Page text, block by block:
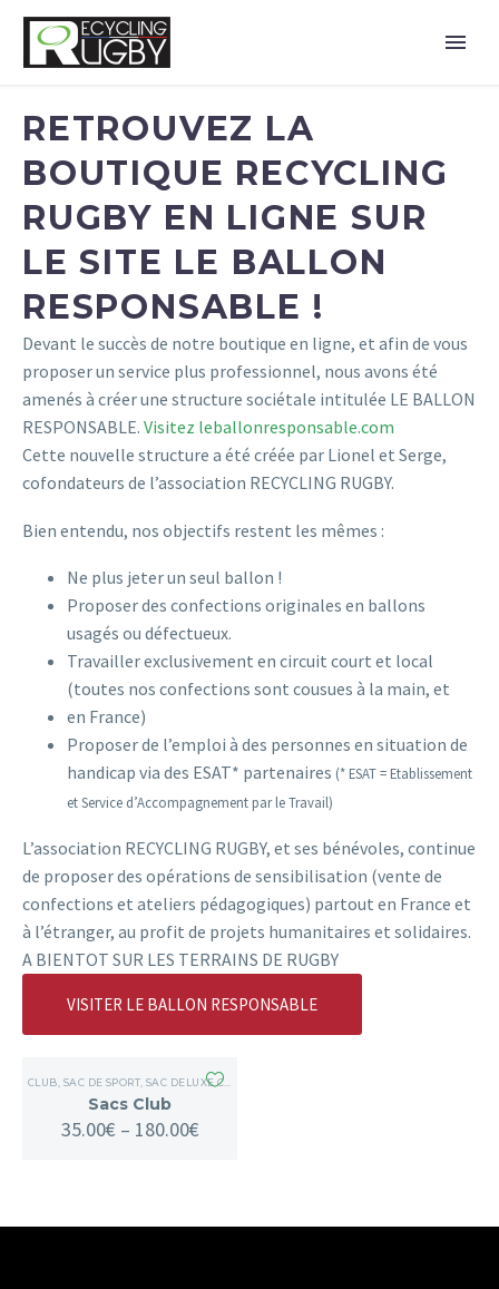
RETROUVEZ LA
BOUTIQUE RECYCLING
RUGBY EN LIGNE SUR
LE SITE LE BALLON
RESPONSABLE !
Devant le succès de notre boutique en ligne, et afin de vous
proposer un service plus professionnel, nous avons été
amenés à créer une structure sociétale intitulée LE BALLON
RESPONSABLE. Visitez leballonresponsable.com
Cette nouvelle structure a été créée par Lionel et Serge,
cofondateurs de l’association RECYCLING RUGBY.
Bien entendu, nos objectifs restent les mêmes :
Ne plus jeter un seul ballon !
Proposer des confections originales en ballons
usagés ou défectueux.
Travailler exclusivement en circuit court et local
(toutes nos confections sont cousues à la main, et
en France)
Proposer de l’emploi à des personnes en situation de
handicap via des ESAT* partenaires (* ESAT = Etablissement
et Service d’Accompagnement par le Travail)
L’association RECYCLING RUGBY, et ses bénévoles, continue
de proposer des opérations de sensibilisation (vente de
confections et ateliers pédagogiques) partout en France et
à l’étranger, au profit de projets humanitaires et solidaires.
A BIENTOT SUR LES TERRAINS DE RUGBY
VISITER LE BALLON RESPONSABLE
CLUB SAC DE SPORT ,SAC DELUXE COLLECTOR
Sacs Club
35.00€ – 180.00€